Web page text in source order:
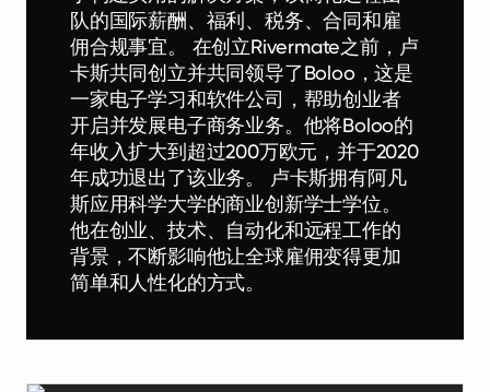
队的国际薪酬、福利、税务、合同和雇
佣合规事宜。 在创立Rivermate之前，卢
卡斯共同创立并共同领导了Boloo，这是
一家电子学习和软件公司，帮助创业者
开启并发展电子商务业务。他将Boloo的
年收入扩大到超过200万欧元，并于2020
年成功退出了该业务。 卢卡斯拥有阿凡
斯应用科学大学的商业创新学士学位。
他在创业、技术、自动化和远程工作的
背景，不断影响他让全球雇佣变得更加
简单和人性化的方式。